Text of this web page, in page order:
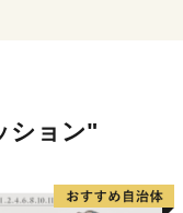
度」を設けていま
ション"